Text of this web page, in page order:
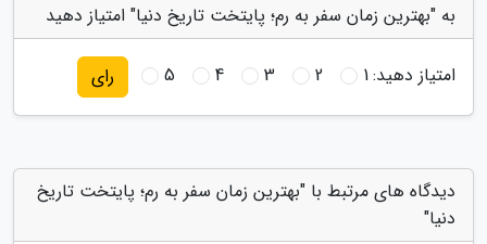
به "بهترین زمان سفر به رم؛ پایتخت تاریخ دنیا" امتیاز دهید
امتیاز دهید:1
2
3
4
5 رای
دیدگاه های مرتبط با "بهترین زمان سفر به رم؛ پایتخت تاریخ
دنیا"